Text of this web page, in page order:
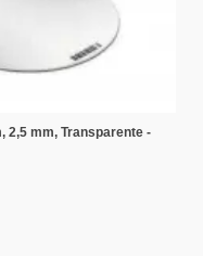
2,5 mm, Transparente -